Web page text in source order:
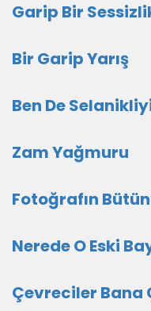
Garip Bir
Bir Garip Yarış
Ben De
Zam Yağmuru
Fotoğrafın
Nerede O Eski
Çevreciler Bana